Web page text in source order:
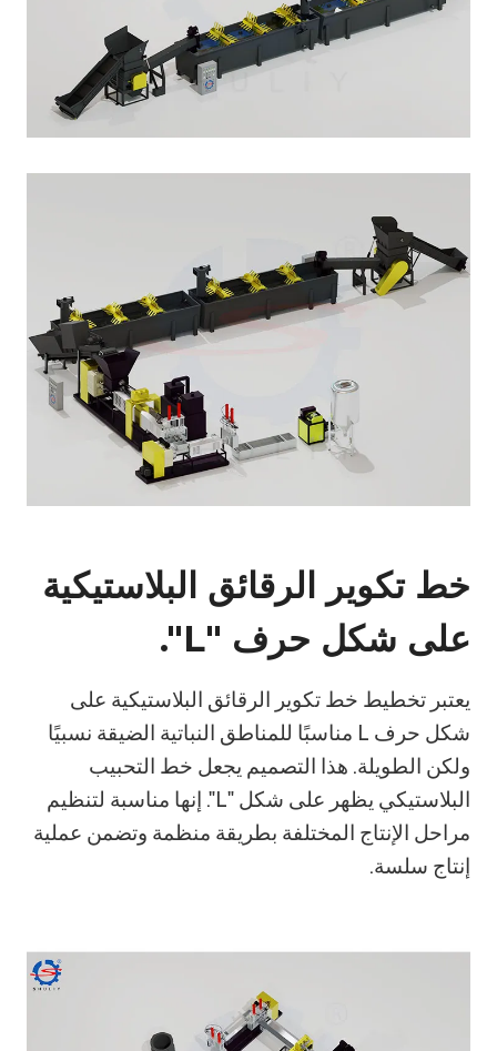
خط تكوير الرقائق البلاستيكية
على شكل حرف "L".
يعتبر تخطيط خط تكوير الرقائق البلاستيكية على
شكل حرف L مناسبًا للمناطق النباتية الضيقة نسبيًا
ولكن الطويلة. هذا التصميم يجعل خط التحبيب
البلاستيكي يظهر على شكل "L". إنها مناسبة لتنظيم
مراحل الإنتاج المختلفة بطريقة منظمة وتضمن عملية
إنتاج سلسة.